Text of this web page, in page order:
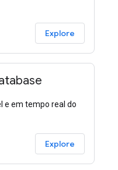
Explore
e em tempo real do
Explore